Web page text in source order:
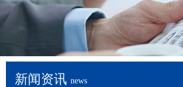
新闻资讯 news